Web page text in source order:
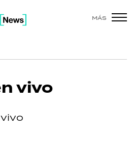
MÁS
vivo